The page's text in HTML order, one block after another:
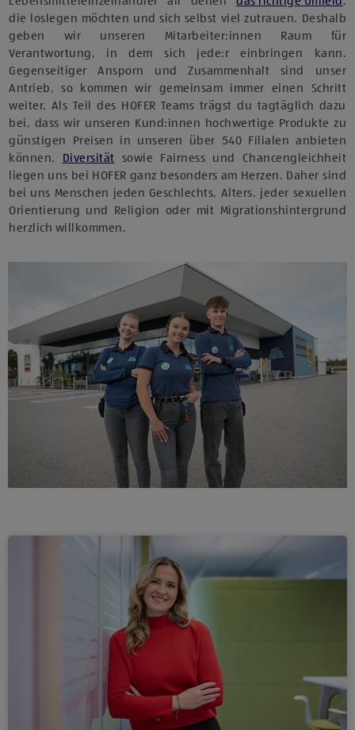
die loslegen möchten und sich selbst viel zutrauen. Deshalb
geben wir unseren Mitarbeiter:innen Raum für
Verantwortung, in dem sich jede:r einbringen kann.
Gegenseitiger Ansporn und Zusammenhalt sind unser
Antrieb, so kommen wir gemeinsam immer einen Schritt
weiter. Als Teil des HOFER Teams trägst du tagtäglich dazu
bei, dass wir unseren Kund:innen hochwertige Produkte zu
günstigen Preisen in unseren über 540 Filialen anbieten
können. Diversität sowie Fairness und Chancengleichheit
liegen uns bei HOFER ganz besonders am Herzen. Daher sind
bei uns Menschen jeden Geschlechts, Alters, jeder sexuellen
Orientierung und Religion oder mit Migrationshintergrund
herzlich willkommen.